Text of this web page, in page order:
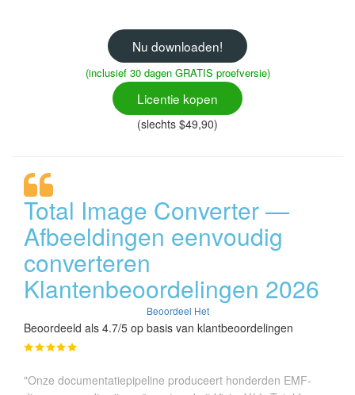
Nu downloaden!
(inclusief 30 dagen GRATIS proefversie)
Licentie kopen
(slechts $49,90)
Total Image Converter —
Afbeeldingen eenvoudig
converteren
Klantenbeoordelingen 2026
Beoordeel Het
Beoordeeld als 4.7/5 op basis van klantbeoordelingen
"Onze documentatiepipeline produceert honderden EMF-